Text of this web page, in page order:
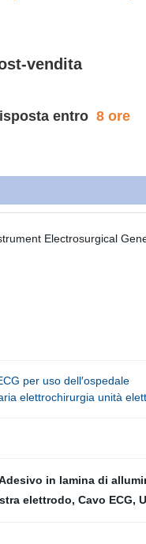
vendita
entro 8 ore
per uso dell′ospedale
elettrochirurgia unità
in lamina di
elettrodo, Cavo ECG,